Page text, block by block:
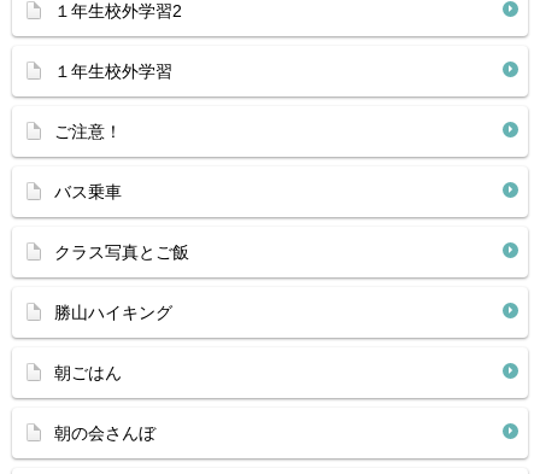
１年生校外学習2
１年生校外学習
ご注意！
バス乗車
クラス写真とご飯
勝山ハイキング
朝ごはん
朝の会さんぼ